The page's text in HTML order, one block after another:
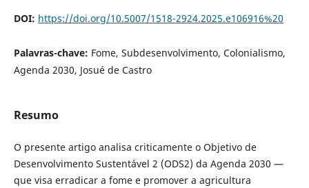
DOI: https://doi.org/10.5007/1518-2924.2025.e106916%20
Palavras-chave: Fome, Subdesenvolvimento, Colonialismo,
Agenda 2030, Josué de Castro
Resumo
O presente artigo analisa criticamente o Objetivo de
Desenvolvimento Sustentável 2 (ODS2) da Agenda 2030 —
que visa erradicar a fome e promover a agricultura